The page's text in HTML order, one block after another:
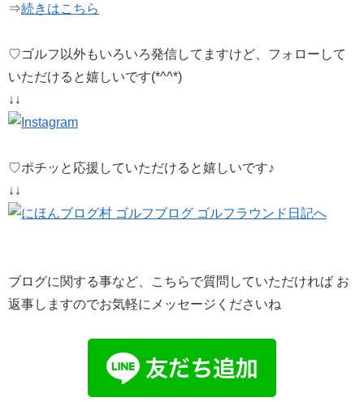
⇒続きはこちら
♡ゴルフ以外もいろいろ発信してますけど、フォローして
いただけると嬉しいです(*^^*)
↓↓
♡ポチッと応援していただけると嬉しいです♪
↓↓
ブログに関する事など、こちらで質問していただければ お
返事しますのでお気軽にメッセージくださいね